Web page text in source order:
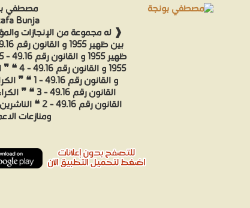
مصطفي
Bunja
❰ له مجموعة من الإنجازات
القانون رقم
ومنازعات